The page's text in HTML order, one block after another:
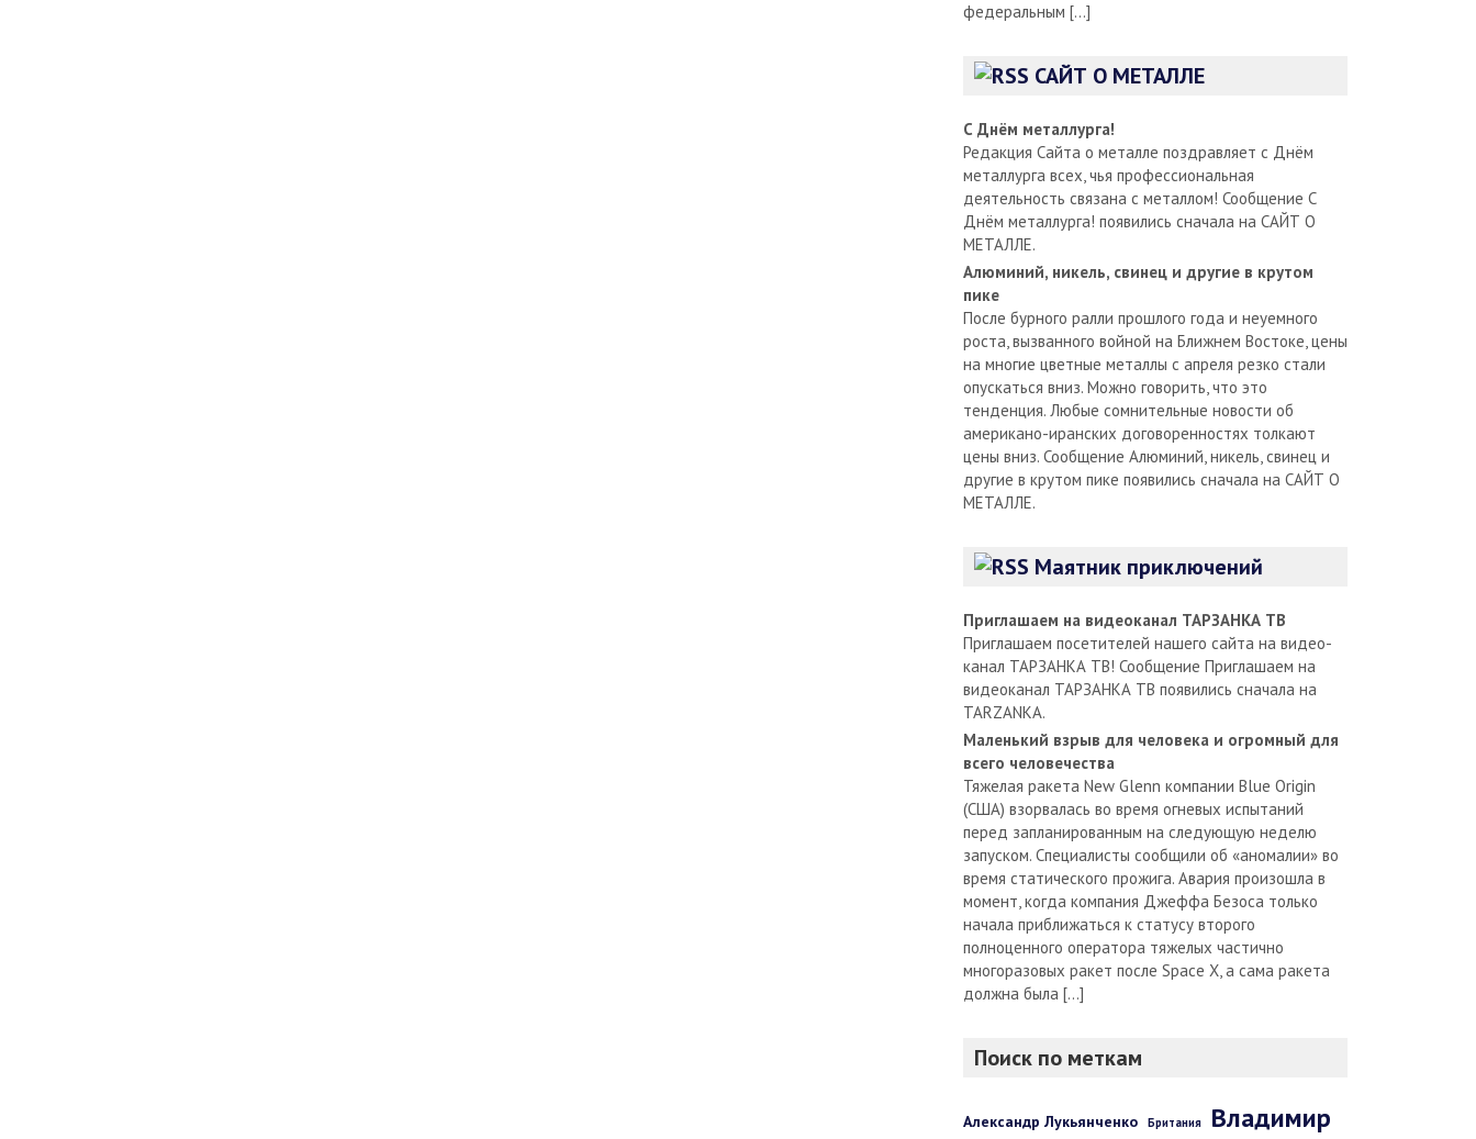
федеральным […]
САЙТ О МЕТАЛЛЕ
С Днём металлурга!
Редакция Сайта о металле поздравляет с Днём
металлурга всех, чья профессиональная
деятельность связана с металлом! Сообщение С
Днём металлурга! появились сначала на САЙТ О
МЕТАЛЛЕ.
Алюминий, никель, свинец и другие в крутом
пике
После бурного ралли прошлого года и неуемного
роста, вызванного войной на Ближнем Востоке, цены
на многие цветные металлы с апреля резко стали
опускаться вниз. Можно говорить, что это
тенденция. Любые сомнительные новости об
американо-иранских договоренностях толкают
цены вниз. Сообщение Алюминий, никель, свинец и
другие в крутом пике появились сначала на САЙТ О
МЕТАЛЛЕ.
Маятник приключений
Приглашаем на видеоканал ТАРЗАНКА ТВ
Приглашаем посетителей нашего сайта на видео-
канал ТАРЗАНКА ТВ! Сообщение Приглашаем на
видеоканал ТАРЗАНКА ТВ появились сначала на
TARZANKA.
Маленький взрыв для человека и огромный для
всего человечества
Тяжелая ракета New Glenn компании Blue Origin
(США) взорвалась во время огневых испытаний
перед запланированным на следующую неделю
запуском. Специалисты сообщили об «аномалии» во
время статического прожига. Авария произошла в
момент, когда компания Джеффа Безоса только
начала приближаться к статусу второго
полноценного оператора тяжелых частично
многоразовых ракет после Space X, а сама ракета
должна была […]
Поиск по меткам
Александр Лукьянченко Британия Владимир